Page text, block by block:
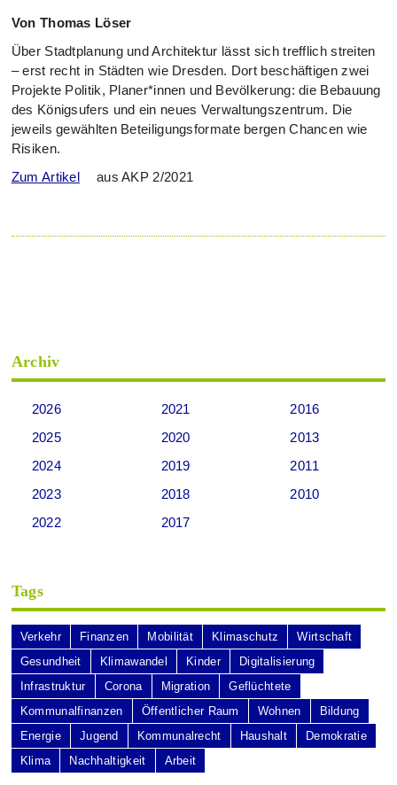
Von Thomas Löser
Über Stadtplanung und Architektur lässt sich trefflich streiten
– erst recht in Städten wie Dresden. Dort beschäftigen zwei
Projekte Politik, Planer*innen und Bevölkerung: die Bebauung
des Königsufers und ein neues Verwaltungszentrum. Die
jeweils gewählten Beteiligungsformate bergen Chancen wie
Risiken.
Zum Artikel
aus AKP 2/2021
Archiv
2026
2025
2024
2023
2022
2021
2020
2019
2018
2017
2016
2013
2011
2010
Tags
Verkehr Finanzen Mobilität Klimaschutz
Wirtschaft
Gesundheit
Klimawandel Kinder
Digitalisierung
Infrastruktur
Corona Migration
Geflüchtete
Kommunalfinanzen
Öffentlicher Raum Wohnen
Bildung
Energie
Jugend Kommunalrecht Haushalt
Demokratie
Klima
Nachhaltigkeit Arbeit